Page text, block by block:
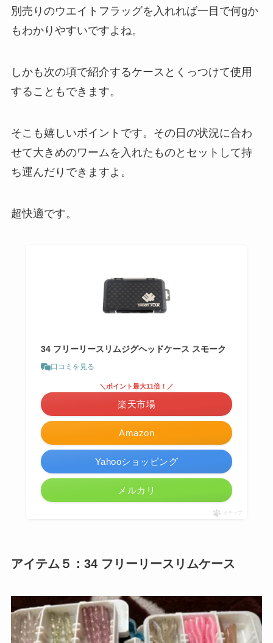
別売りのウエイトフラッグを入れれば一目で何gか
もわかりやすいですよね。
しかも次の項で紹介するケースとくっつけて使用
することもできます。
そこも嬉しいポイントです。その日の状況に合わ
せて大きめのワームを入れたものとセットして持
ち運んだりできますよ。
超快適です。
34 フリーリースリムジグヘッドケース スモーク
口コミを見る
Amazon
＼ポイント最大11倍！／
楽天市場
Yahooショッピング
メルカリ
ポチップ
アイテム５：34 フリーリースリムケース